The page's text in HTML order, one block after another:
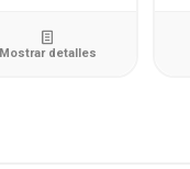
Mostrar detalles